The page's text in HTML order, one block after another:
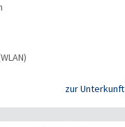
zur Unterkunft